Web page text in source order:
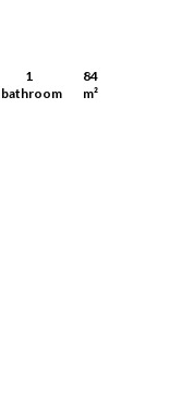
1
bathroom
84
m²